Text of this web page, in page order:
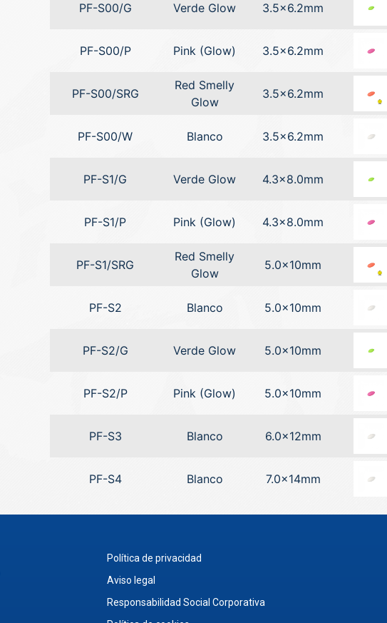
PF-S00/G Verde Glow 3.5x6.2mm
PF-S00/P Pink (Glow) 3.5x6.2mm
PF-S00/SRG
Red Smelly
Glow
3.5x6.2mm
PF-S00/W Blanco 3.5x6.2mm
PF-S1/G Verde Glow 4.3x8.0mm
PF-S1/P Pink (Glow) 4.3x8.0mm
PF-S1/SRG
Red Smelly
Glow
5.0x10mm
PF-S2 Blanco 5.0x10mm
PF-S2/G Verde Glow 5.0x10mm
PF-S2/P Pink (Glow) 5.0x10mm
PF-S3 Blanco 6.0x12mm
PF-S4 Blanco 7.0x14mm
Política de privacidad
Aviso legal
Responsabilidad Social Corporativa